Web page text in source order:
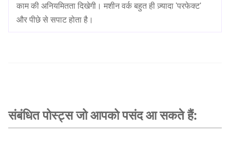
काम की अनियमितता दिखेगी। मशीन वर्क बहुत ही ज़्यादा 'परफेक्ट'
और पीछे से सपाट होता है।
संबंधित पोस्ट्स जो आपको पसंद आ सकते हैं: